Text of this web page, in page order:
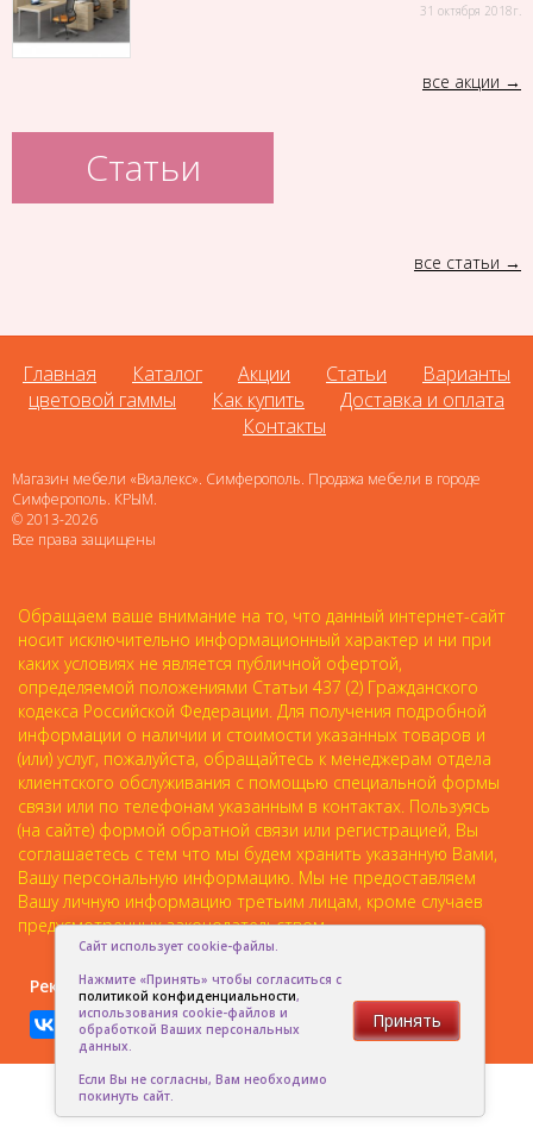
31 октября 2018г.
все акции
Статьи
все статьи
Главная Каталог Акции Статьи
Варианты
цветовой гаммы
Как купить
Доставка и оплата
Контакты
Магазин мебели «Виалекс». Симферополь. Продажа мебели в городе
Симферополь. КРЫМ.
© 2013-2026
Все права защищены
Обращаем ваше внимание на то, что данный интернет-сайт
носит исключительно информационный характер и ни при
каких условиях не является публичной офертой,
определяемой положениями Статьи 437 (2) Гражданского
кодекса Российской Федерации. Для получения подробной
информации о наличии и стоимости указанных товаров и
(или) услуг, пожалуйста, обращайтесь к менеджерам отдела
клиентского обслуживания с помощью специальной формы
связи или по телефонам указанным в контактах. Пользуясь
(на сайте) формой обратной связи или регистрацией, Вы
соглашаетесь с тем что мы будем хранить указанную Вами,
Вашу персональную информацию. Мы не предоставляем
Вашу личную информацию третьим лицам, кроме случаев
предусмотренных законодательством.
Рекомендовать друзьям:
Сайт использует cookie-файлы.
Нажмите «Принять» чтобы согласиться с
политикой конфиденциальности,
использования cookie-файлов и
обработкой Ваших персональных
данных.
Если Вы не согласны, Вам необходимо
покинуть сайт.
Принять